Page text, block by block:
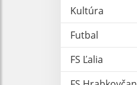
Kultúra
Futbal
FS Ľalia